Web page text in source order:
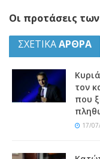
Οι προτάσεις
ΣΧΕΤΙΚΑΑΡΘΡΑ
τον
που
17/